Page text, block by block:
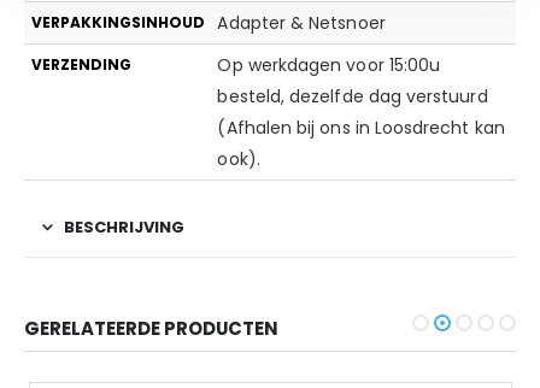
VERPAKKINGSINHOUD Adapter & Netsnoer
VERZENDING
Op werkdagen voor 15:00u
besteld, dezelfde dag verstuurd
(Afhalen bij ons in Loosdrecht kan
ook).
BESCHRIJVING
GERELATEERDE PRODUCTEN